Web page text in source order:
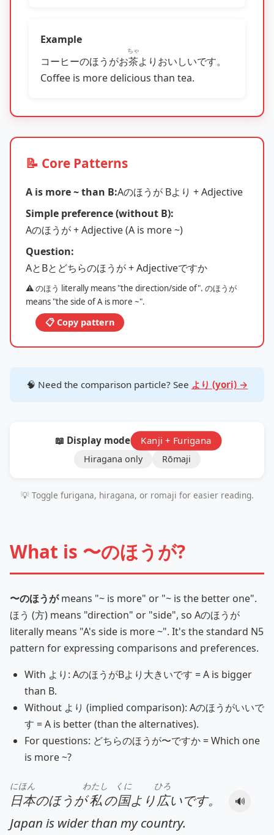
Example
コーヒーのほうがお茶
ちゃ
よりおいしいです。
Coffee is more delicious than tea.
📝 Core Patterns
A is more ~ than B:Aのほうが Bより + Adjective
Simple preference (without B):
Aのほうが + Adjective (A is more ~)
Question:
AとBとどちらのほうが + Adjectiveですか
⚠️ のほう literally means "the direction/side of". のほうが
means "the side of A is more ~".
📋 Copy pattern
🧠 Need the comparison particle? See より (yori) →
📖 Display mode: Kanji + Furigana
Hiragana only Rōmaji
💡 Toggle furigana, hiragana, or romaji for easier reading.
What is 〜のほうが?
〜のほうがmeans "~ is more" or "~ is the better one".
ほう (方) means "direction" or "side", so Aのほうが
literally means "A's side is more ~". It's the standard N5
pattern for expressing comparisons and preferences.
With より: AのほうがBより大きいです = A is bigger
than B.
Without より (implied comparison): Aのほうがいいで
す = A is better (than the alternatives).
For questions: どちらのほうが〜ですか = Which one
is more ~?
日本
にほん
のほうが私
わたし
の国
くに
より広
ひろ
いです。 🔊
Japan is wider than my country.